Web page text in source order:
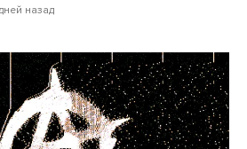
назад